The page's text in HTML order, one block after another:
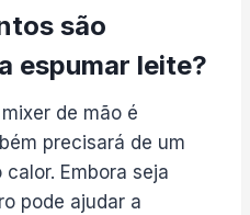
são
espumar leite?
de mão é
precisará de um
Embora seja
pode ajudar a